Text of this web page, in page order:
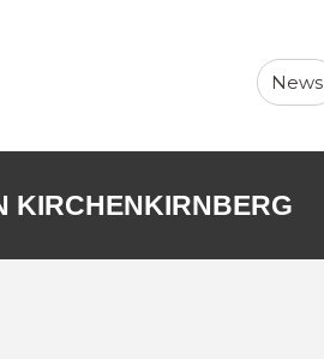
News
KIRCHENKIRNBERG